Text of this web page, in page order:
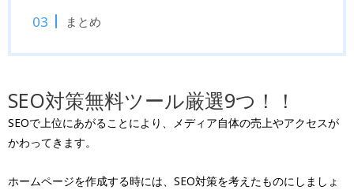
まとめ
SEO対策無料ツール厳選9つ！！
SEOで上位にあがることにより、メディア自体の売上やアクセスが
かわってきます。
ホームページを作成する時には、SEO対策を考えたものにしましょ